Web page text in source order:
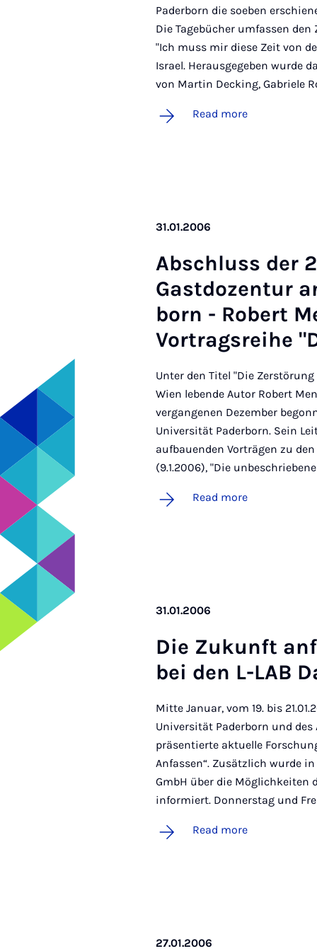
Paderborn die soeben
Die Tagebücher umfassen
"Ich muss mir diese Zeit von
Israel. Herausgegeben wurde
von Martin Decking, Gabriele
Read more
31.01.2006
Ab­schluss der
Gastdozen­tur
born - Robert
Vor­trag­s­reihe
Unter den Titel "Die
Wien lebende Autor Robert
vergangenen Dezember
Universität Paderborn. Sein
aufbauenden Vorträgen zu
(9.1.2006), "Die unbeschriebene
Read more
31.01.2006
Die Zukun­ft
bei den L-LAB
Mitte Januar, vom 19. bis
Universität Paderborn und
präsentierte aktuelle
Anfassen“. Zusätzlich wurde
GmbH über die Möglichkeiten
informiert. Donnerstag und
Read more
27.01.2006